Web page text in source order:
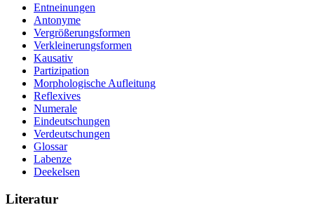
Entneinungen
Antonyme
Vergrößerungsformen
Verkleinerungsformen
Kausativ
Partizipation
Morphologische Aufleitung
Reflexives
Numerale
Eindeutschungen
Verdeutschungen
Glossar
Labenze
Deekelsen
Literatur